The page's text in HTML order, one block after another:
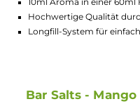
Highlights:
Hochwertige Qualität